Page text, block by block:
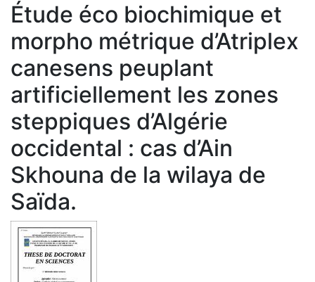
Étude éco biochimique et
morpho métrique d’Atriplex
canesens peuplant
artificiellement les zones
steppiques d’Algérie
occidental : cas d’Ain
Skhouna de la wilaya de
Saïda.